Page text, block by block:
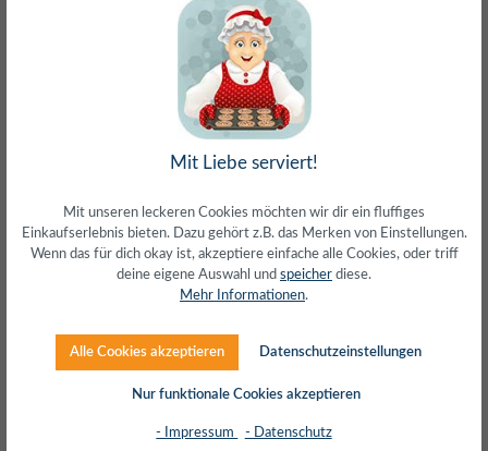
Regulärer Preis:
4,68 €
inkl. MwSt. zzgl. Versand (gratis ab 50€)
Stk.), Metall, grau
Mit Liebe serviert!
Mit unseren leckeren Cookies möchten wir dir ein fluffiges
Einkaufserlebnis bieten. Dazu gehört z.B. das Merken von Einstellungen.
Wenn das für dich okay ist, akzeptiere einfache alle Cookies, oder triff
deine eigene Auswahl und speicher diese.
Mehr Informationen.
Alle Cookies akzeptieren Datenschutzeinstellungen
Nur funktionale Cookies akzeptieren
- Impressum - Datenschutz